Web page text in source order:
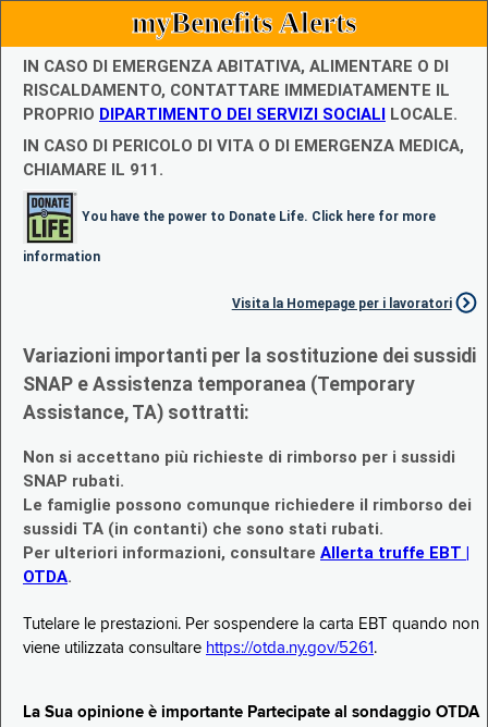
myBenefits Alerts
IN CASO DI EMERGENZA ABITATIVA, ALIMENTARE O DI
RISCALDAMENTO, CONTATTARE IMMEDIATAMENTE IL
PROPRIO DIPARTIMENTO DEI SERVIZI SOCIALI LOCALE.
IN CASO DI PERICOLO DI VITA O DI EMERGENZA MEDICA,
CHIAMARE IL 911.
You have the power to Donate Life. Click here for more
information
Visita la Homepage per i lavoratori
Variazioni importanti per la sostituzione dei sussidi
SNAP e Assistenza temporanea (Temporary
Assistance, TA) sottratti:
Non si accettano più richieste di rimborso per i sussidi
SNAP rubati.
Le famiglie possono comunque richiedere il rimborso dei
sussidi TA (in contanti) che sono stati rubati.
Per ulteriori informazioni, consultare Allerta truffe EBT |
OTDA.
Tutelare le prestazioni. Per sospendere la carta EBT quando non
viene utilizzata consultare https://otda.ny.gov/5261 .
La Sua opinione è importante Partecipate al sondaggio OTDA